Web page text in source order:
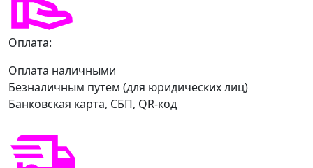
Оплата:
Оплата наличными
Безналичным путем (для юридических лиц)
Банковская карта, СБП, QR-код